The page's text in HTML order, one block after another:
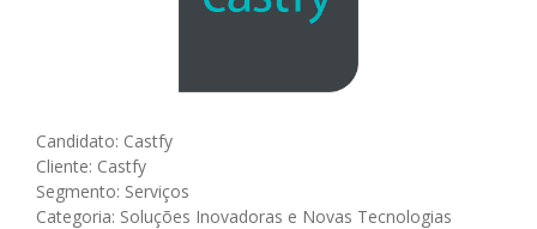
Candidato: Castfy
Cliente: Castfy
Segmento: Serviços
Categoria: Soluções Inovadoras e Novas Tecnologias